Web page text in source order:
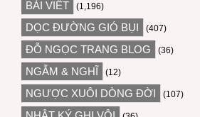
BÀI VIẾT (1,196)
DỌC ĐƯỜNG GIÓ BỤI (407)
ĐỖ NGỌC TRANG BLOG (36)
NGẪM & NGHĨ (12)
NGƯỢC XUÔI DÒNG ĐỜI (107)